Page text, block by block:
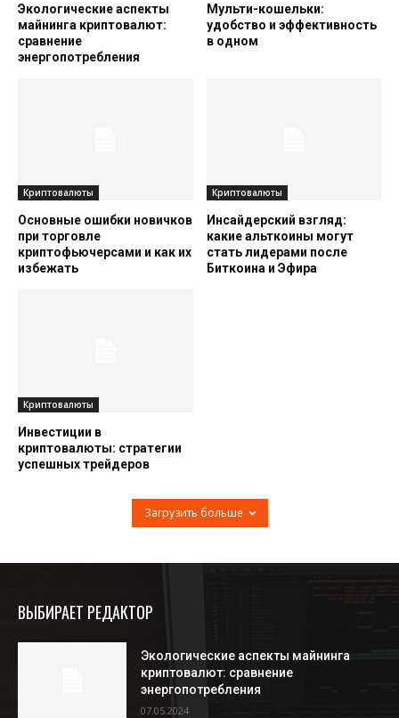
Экологические аспекты
майнинга криптовалют:
сравнение
энергопотребления
Мульти-кошельки:
удобство и эффективность
в одном
Криптовалюты
Основные ошибки новичков
при торговле
криптофьючерсами и как их
избежать
Криптовалюты
Инсайдерский взгляд:
какие альткоины могут
стать лидерами после
Биткоина и Эфира
Криптовалюты
Инвестиции в
криптовалюты: стратегии
успешных трейдеров
Загрузить больше
ВЫБИРАЕТ РЕДАКТОР
Экологические аспекты майнинга
криптовалют: сравнение
энергопотребления
07.05.2024